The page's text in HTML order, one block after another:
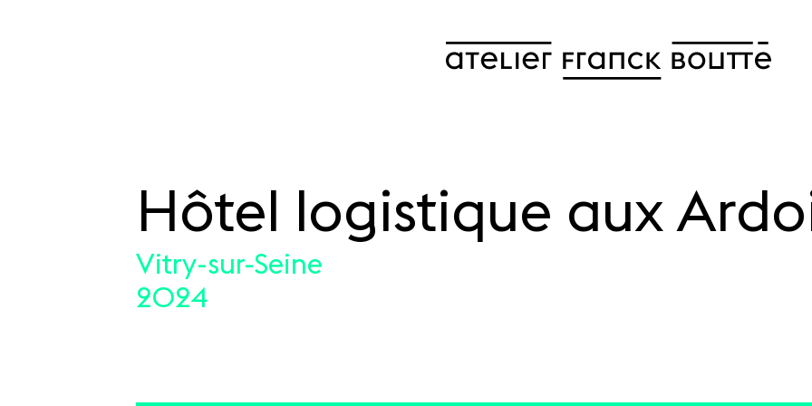
SKIP TO CONTENTHôtel logistique aux
Vitry-sur-Seine
2024